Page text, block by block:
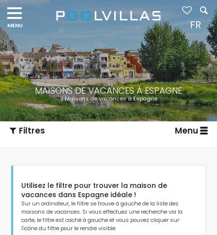
MAISONS DE VACANCES À ESPAGNE
3 Maisons de vacances à Espagne
Filtres Menu
Type d'hébergement
Utilisez le filtre pour trouver la maison de
vacances dans Espagne idéale !
Sur un ordinateur, le filtre se trouve à gauche de la liste des
maisons de vacances. Si vous effectuez une recherche via la
carte, le filtre est caché à gauche et vous pouvez cliquer sur
l'icône du filtre pour le rendre visible.
FR